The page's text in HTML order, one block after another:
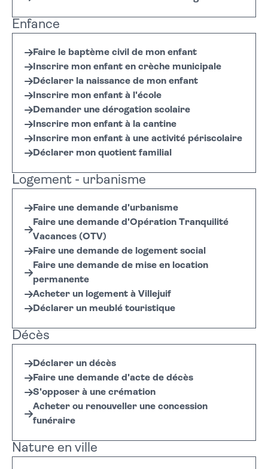
Enfance
Faire le baptème civil de mon enfant
Inscrire mon enfant en crèche municipale
Déclarer la naissance de mon enfant
Inscrire mon enfant à l'école
Demander une dérogation scolaire
Inscrire mon enfant à la cantine
Inscrire mon enfant à une activité périscolaire
Déclarer mon quotient familial
Logement - urbanisme
Faire une demande d'urbanisme
Faire une demande d'Opération Tranquilité
Vacances (OTV)
Faire une demande de logement social
Faire une demande de mise en location
permanente
Acheter un logement à Villejuif
Déclarer un meublé touristique
Décès
Déclarer un décès
Faire une demande d'acte de décès
S'opposer à une crémation
Acheter ou renouveller une concession
funéraire
Nature en ville